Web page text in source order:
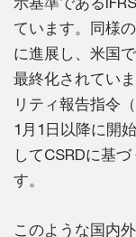
ています。同様
に進展し、米国
最終化されてい
リティ報告指令
1月1日以降に開
してCSRDに基
す。
このような国内